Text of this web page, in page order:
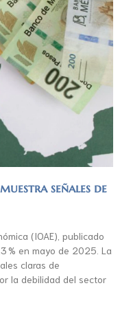
señales de
(IOAE), publicado
% en mayo de 2025. La
claras de
la debilidad del sector